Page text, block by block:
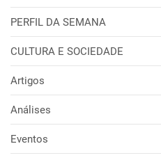
PERFIL DA SEMANA
CULTURA E SOCIEDADE
Artigos
Análises
Eventos